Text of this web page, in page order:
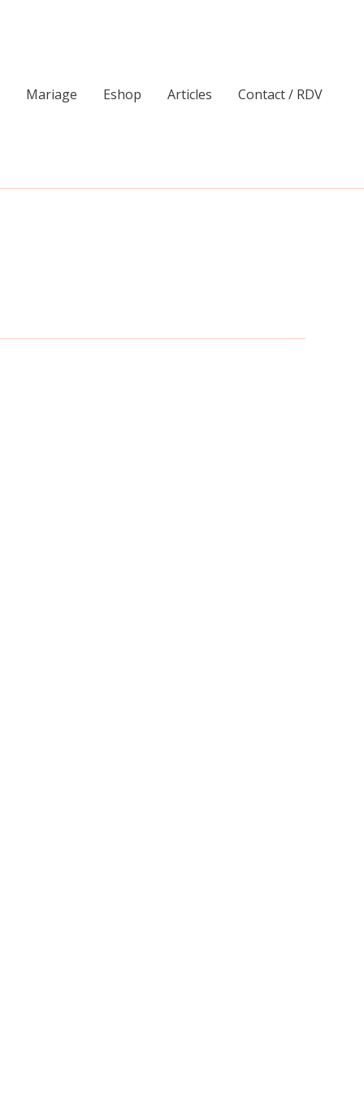
Mariage Eshop Articles Contact / RDV